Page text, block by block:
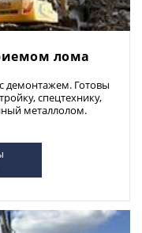
лома
демонтажем. Готовы
спецтехнику,
металлолом.